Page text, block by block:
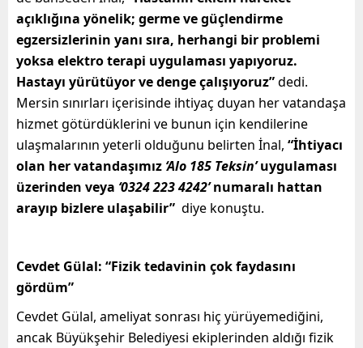
açıklığına yönelik; germe ve güçlendirme
egzersizlerinin yanı sıra, herhangi bir problemi
yoksa elektro terapi uygulaması yapıyoruz.
Hastayı yürütüyor ve denge çalışıyoruz”dedi.
Mersin sınırları içerisinde ihtiyaç duyan her vatandaşa
hizmet götürdüklerini ve bunun için kendilerine
ulaşmalarının yeterli olduğunu belirten İnal, “İhtiyacı
olan her vatandaşımız ‘Alo 185 Teksin’uygulaması
üzerinden veya ‘0324 223 4242’numaralı hattan
arayıp bizlere ulaşabilir” diye konuştu.
Cevdet Gülal: “Fizik tedavinin çok faydasını
gördüm”
Cevdet Gülal, ameliyat sonrası hiç yürüyemediğini,
ancak Büyükşehir Belediyesi ekiplerinden aldığı fizik